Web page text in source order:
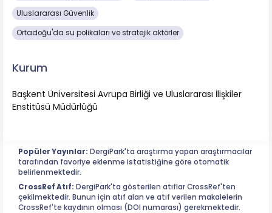
Uluslararası Güvenlik
Ortadoğu'da su polikaları ve stratejik aktörler
Kurum
Başkent Üniversitesi Avrupa Birliği ve Uluslararası İlişkiler
Enstitüsü Müdürlüğü
Popüler Yayınlar: DergiPark'ta araştırma yapan araştırmacılar
tarafından favoriye eklenme istatistiğine göre otomatik
belirlenmektedir.
CrossRef Atıf: DergiPark'ta gösterilen atıflar CrossRef'ten
çekilmektedir. Bunun için atıf alan ve atıf verilen makalelerin
CrossRef'te kaydının olması (DOI numarası) gerekmektedir.